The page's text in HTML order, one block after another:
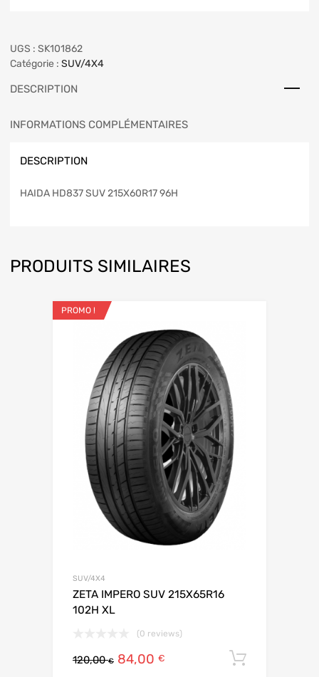
UGS : SK101862
Catégorie : SUV/4X4
DESCRIPTION
INFORMATIONS COMPLÉMENTAIRES
DESCRIPTION
HAIDA HD837 SUV 215X60R17 96H
PRODUITS SIMILAIRES
PROMO !
SUV/4X4
ZETA IMPERO SUV 215X65R16
102H XL
(0 reviews)
120,00€ 84,00 €